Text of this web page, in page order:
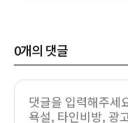
0개의 댓글